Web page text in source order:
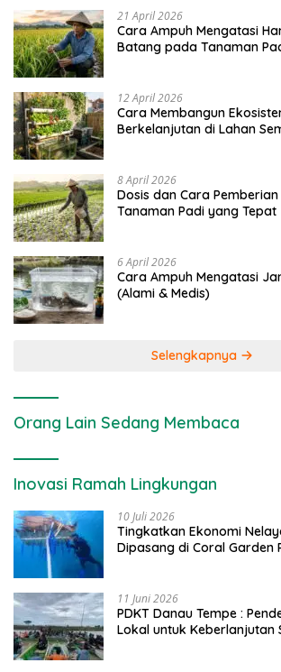
21 April 2026
Cara Ampuh Mengatasi
Batang pada Tanaman
12 April 2026
Cara Membangun
Berkelanjutan di Lahan
8 April 2026
Dosis dan Cara
Tanaman Padi yang Tepat
6 April 2026
Cara Ampuh Mengatasi
(Alami & Medis)
Selengkapnya
Orang Lain Sedang Membaca
Inovasi Ramah Lingkungan
10 Juli 2026
Tingkatkan Ekonomi
Dipasang di Coral Garden
11 Juni 2026
PDKT Danau Tempe :
Lokal untuk Keberlanjutan